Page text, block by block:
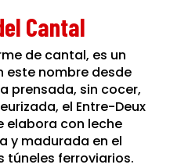
Cantal
de cantal, es un
este nombre desde
prensada, sin cocer,
el Entre-Deux
elabora con leche
y madurada en el
túneles ferroviarios.